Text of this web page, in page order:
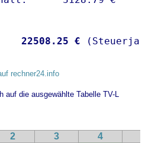
22508.25 €
rechner24.info
auf die ausgewählte Tabelle TV-L
2 3 4